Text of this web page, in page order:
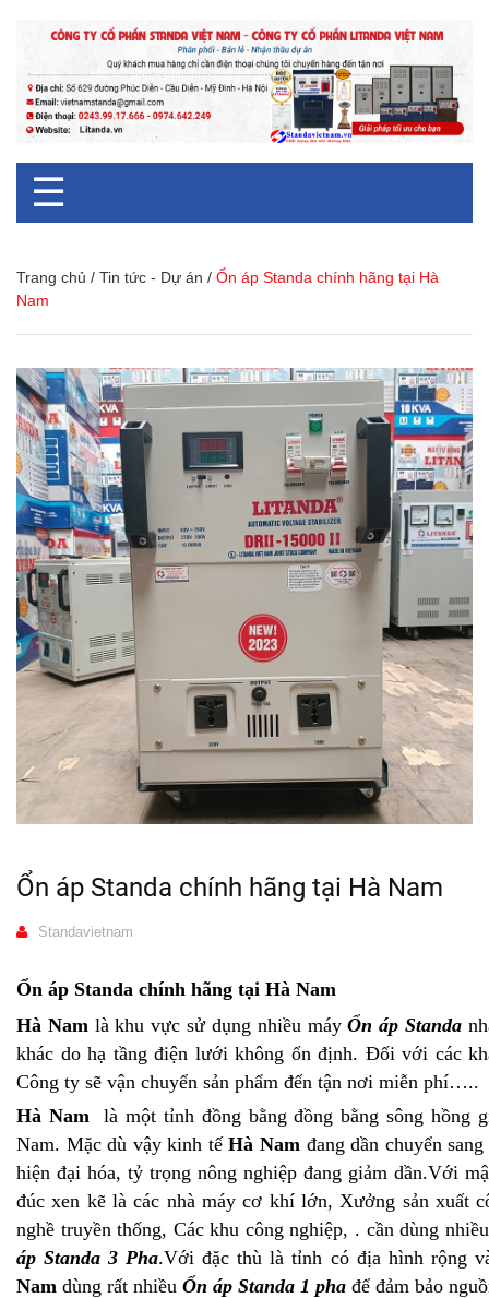
☰
Trang chủ / Tin tức - Dự án / Ổn áp Standa chính hãng tại Hà
Nam
Ổn áp Standa chính hãng tại Hà Nam
Standavietnam
Ổn áp Standa chính hãng tại Hà Nam
Hà Nam là khu vực sử dụng nhiều máyỔn áp Standa
khác do hạ tầng điện lưới không ổn định. Đối với các
Công ty sẽ vận chuyển sản phẩm đến tận nơi miễn phí…..
Hà Nam là một tỉnh đồng bằng đồng bằng sông hồng
Nam. Mặc dù vậy kinh tếHà Nam đang dần chuyển
hiện đại hóa, tỷ trọng nông nghiệp đang giảm dần.Với
đúc xen kẽ là các nhà máy cơ khí lớn, Xưởng sản xuất
nghề truyền thống, Các khu công nghiệp, . cần dùng
áp Standa 3 Pha.Với đặc thù là tỉnh có địa hình rộng
Nam dùng rất nhiều Ổn áp Standa 1 pha để đảm bảo